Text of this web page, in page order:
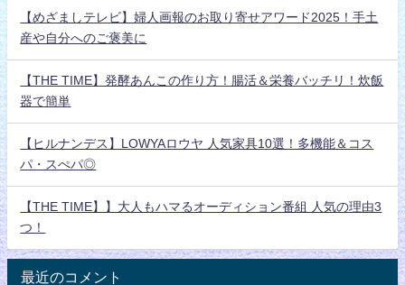
【めざましテレビ】婦人画報のお取り寄せアワード2025！手土
産や自分へのご褒美に
【THE TIME】発酵あんこの作り方！腸活＆栄養バッチリ！炊飯
器で簡単
【ヒルナンデス】LOWYAロウヤ 人気家具10選！多機能＆コス
パ・スぺパ◎
【THE TIME】】大人もハマるオーディション番組 人気の理由3
つ！
最近のコメント